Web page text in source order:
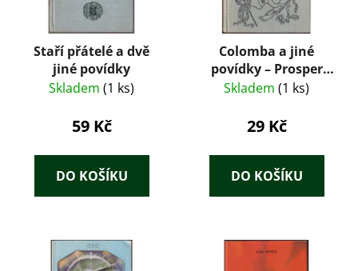
Staří přátelé a dvě
jiné povídky
Skladem (1 ks)
59 Kč
DO KOŠÍKU
Colomba a jiné
povídky – Prosper
Mérimée (1959)
Skladem (1 ks)
29 Kč
DO KOŠÍKU